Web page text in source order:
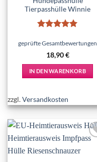
Tierpasshülle Winnie
mit5von
geprüfte Gesamtbewertungen
18,90€
IN DEN WARENKORB
zzgl.Versandkosten